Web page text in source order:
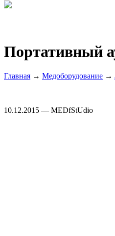
Портативный
Главная → Медоборудование →
10.12.2015 — MEDfStUdio